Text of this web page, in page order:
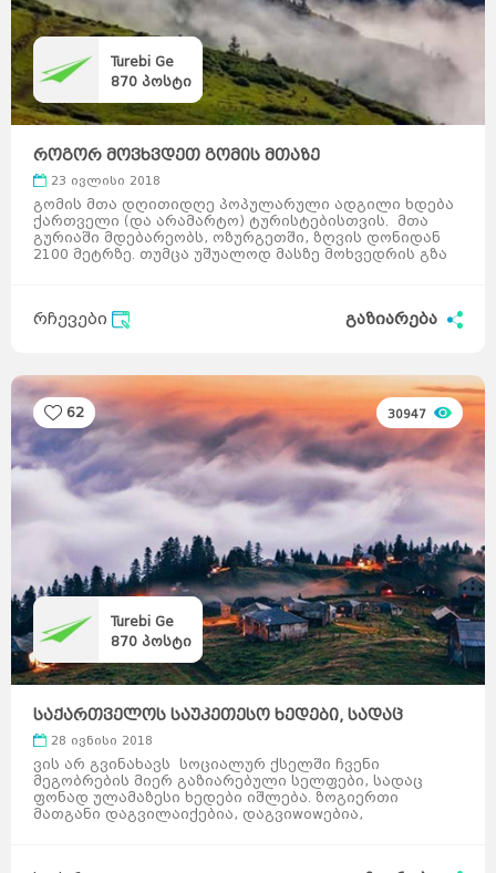
Turebi Ge
870 პოსტი
როგორ მოვხვდეთ გომის მთაზე
23 ივლისი 2018
გომის მთა დღითიდღე პოპულარული ადგილი ხდება
ქართველი (და არამარტო) ტურისტებისთვის. მთა
გურიაში მდებარეობს, ოზურგეთში, ზღვის დონიდან
2100 მეტრზე. თუმცა უშუალოდ მასზე მოხვედრის გზა
რჩევები გაზიარება
Turebi Ge
870 პოსტი
62 30947
საქართველოს საუკეთესო ხედები, სადაც
მისვლა ადვილ ...
28 ივნისი 2018
ვის არ გვინახავს სოციალურ ქსელში ჩვენი
მეგობრების მიერ გაზიარებული სელფები, სადაც
ფონად ულამაზესი ხედები იშლება. ზოგიერთი
მათგანი დაგვილაიქებია, დაგვიwowებია,